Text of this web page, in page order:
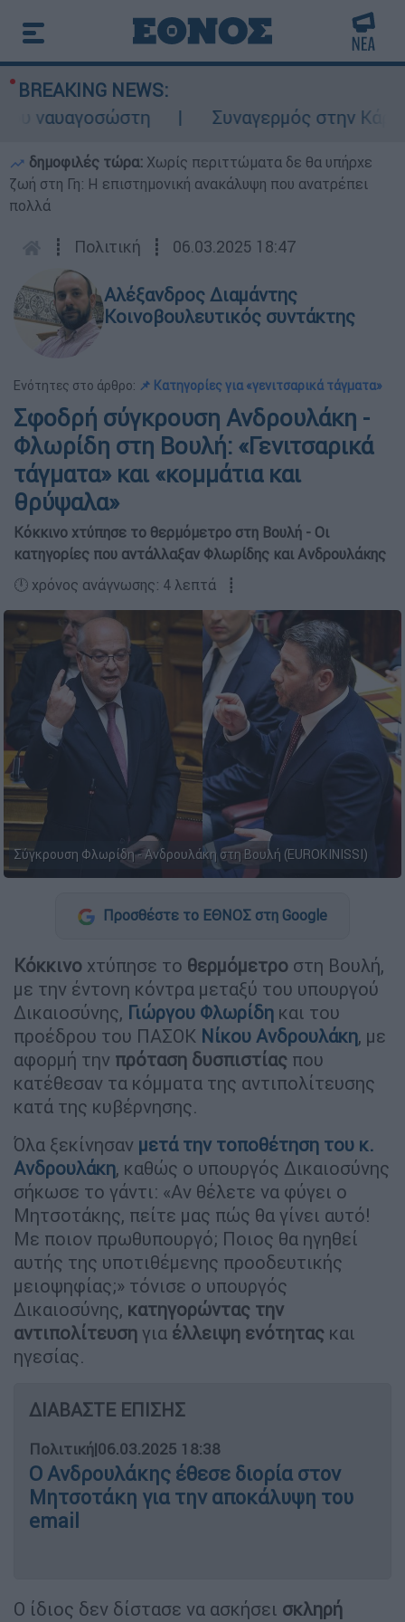
BREAKING NEWS:
Συναγερμός στην
δημοφιλές τώρα: Χωρίς περιττώματα δε θα υπήρχε
ζωή στη Γη: Η επιστημονική ανακάλυψη που ανατρέπει
πολλά
┋ Πολιτική ┋ 06.03.2025 18:47
Αλέξανδρος Διαμάντης
Κοινοβουλευτικός συντάκτης
Ενότητες στο άρθρο: 📌 Κατηγορίες για «γενιτσαρικά τάγματα»
Σφοδρή σύγκρουση Ανδρουλάκη -
Φλωρίδη στη Βουλή: «Γενιτσαρικά
τάγματα» και «κομμάτια και
θρύψαλα»
Κόκκινο χτύπησε το θερμόμετρο στη Βουλή - Οι
κατηγορίες που αντάλλαξαν Φλωρίδης και Ανδρουλάκης
🕛 χρόνος ανάγνωσης: 4 λεπτά ┋
Σύγκρουση Φλωρίδη - Ανδρουλάκη στη Βουλή (EUROKINISSI)
Προσθέστε το ΕΘΝΟΣ στη Google
Κόκκινο χτύπησε το θερμόμετρο στη Βουλή,
με την έντονη κόντρα μεταξύ του υπουργού
Δικαιοσύνης, Γιώργου Φλωρίδη και του
προέδρου του ΠΑΣΟΚ Νίκου Ανδρουλάκη, με
αφορμή την πρόταση δυσπιστίας που
κατέθεσαν τα κόμματα της αντιπολίτευσης
κατά της κυβέρνησης.
Όλα ξεκίνησαν μετά την τοποθέτηση του κ.
Ανδρουλάκη, καθώς ο υπουργός Δικαιοσύνης
σήκωσε το γάντι: «Αν θέλετε να φύγει ο
Μητσοτάκης, πείτε μας πώς θα γίνει αυτό!
Με ποιον πρωθυπουργό; Ποιος θα ηγηθεί
αυτής της υποτιθέμενης προοδευτικής
μειοψηφίας;» τόνισε ο υπουργός
Δικαιοσύνης, κατηγορώντας την
αντιπολίτευση για έλλειψη ενότητας και
ηγεσίας.
ΔΙΑΒΑΣΤΕ ΕΠΙΣΗΣ
Πολιτική|06.03.2025 18:38
Ο Ανδρουλάκης έθεσε διορία στον
Μητσοτάκη για την αποκάλυψη του
email
Ο ίδιος δεν δίστασε να ασκήσει σκληρή